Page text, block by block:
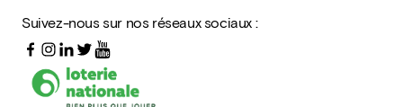
Suivez-nous sur nos réseaux sociaux :